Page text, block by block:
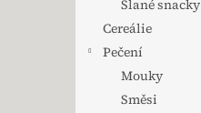
Slané snacky
Cereálie
Pečení
Mouky
Směsi